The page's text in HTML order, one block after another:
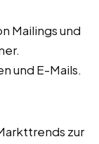
Mailings und
und E-Mails.
zur